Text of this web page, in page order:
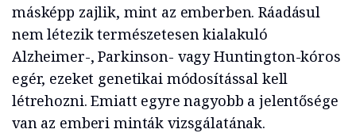
másképp zajlik, mint az emberben. Ráadásul
nem létezik természetesen kialakuló
Alzheimer-, Parkinson- vagy Huntington-kóros
egér, ezeket genetikai módosítással kell
létrehozni. Emiatt egyre nagyobb a jelentősége
van az emberi minták vizsgálatának.